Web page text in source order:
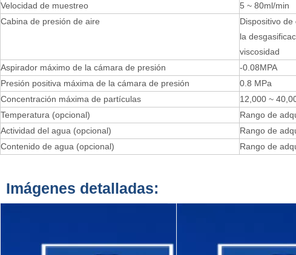
Velocidad de muestreo
5 ~ 80ml/min
Cabina de presión de aire
Dispositivo
la
viscosidad
Aspirador máximo de la cámara de presión
-0.08MPA
Presión positiva máxima de la cámara de presión
0.8 MPa
Concentración máxima de partículas
12,000 ~
Temperatura (opcional)
Rango de
Actividad del agua (opcional)
Rango de
Contenido de agua (opcional)
Rango de
Imágenes detalladas: